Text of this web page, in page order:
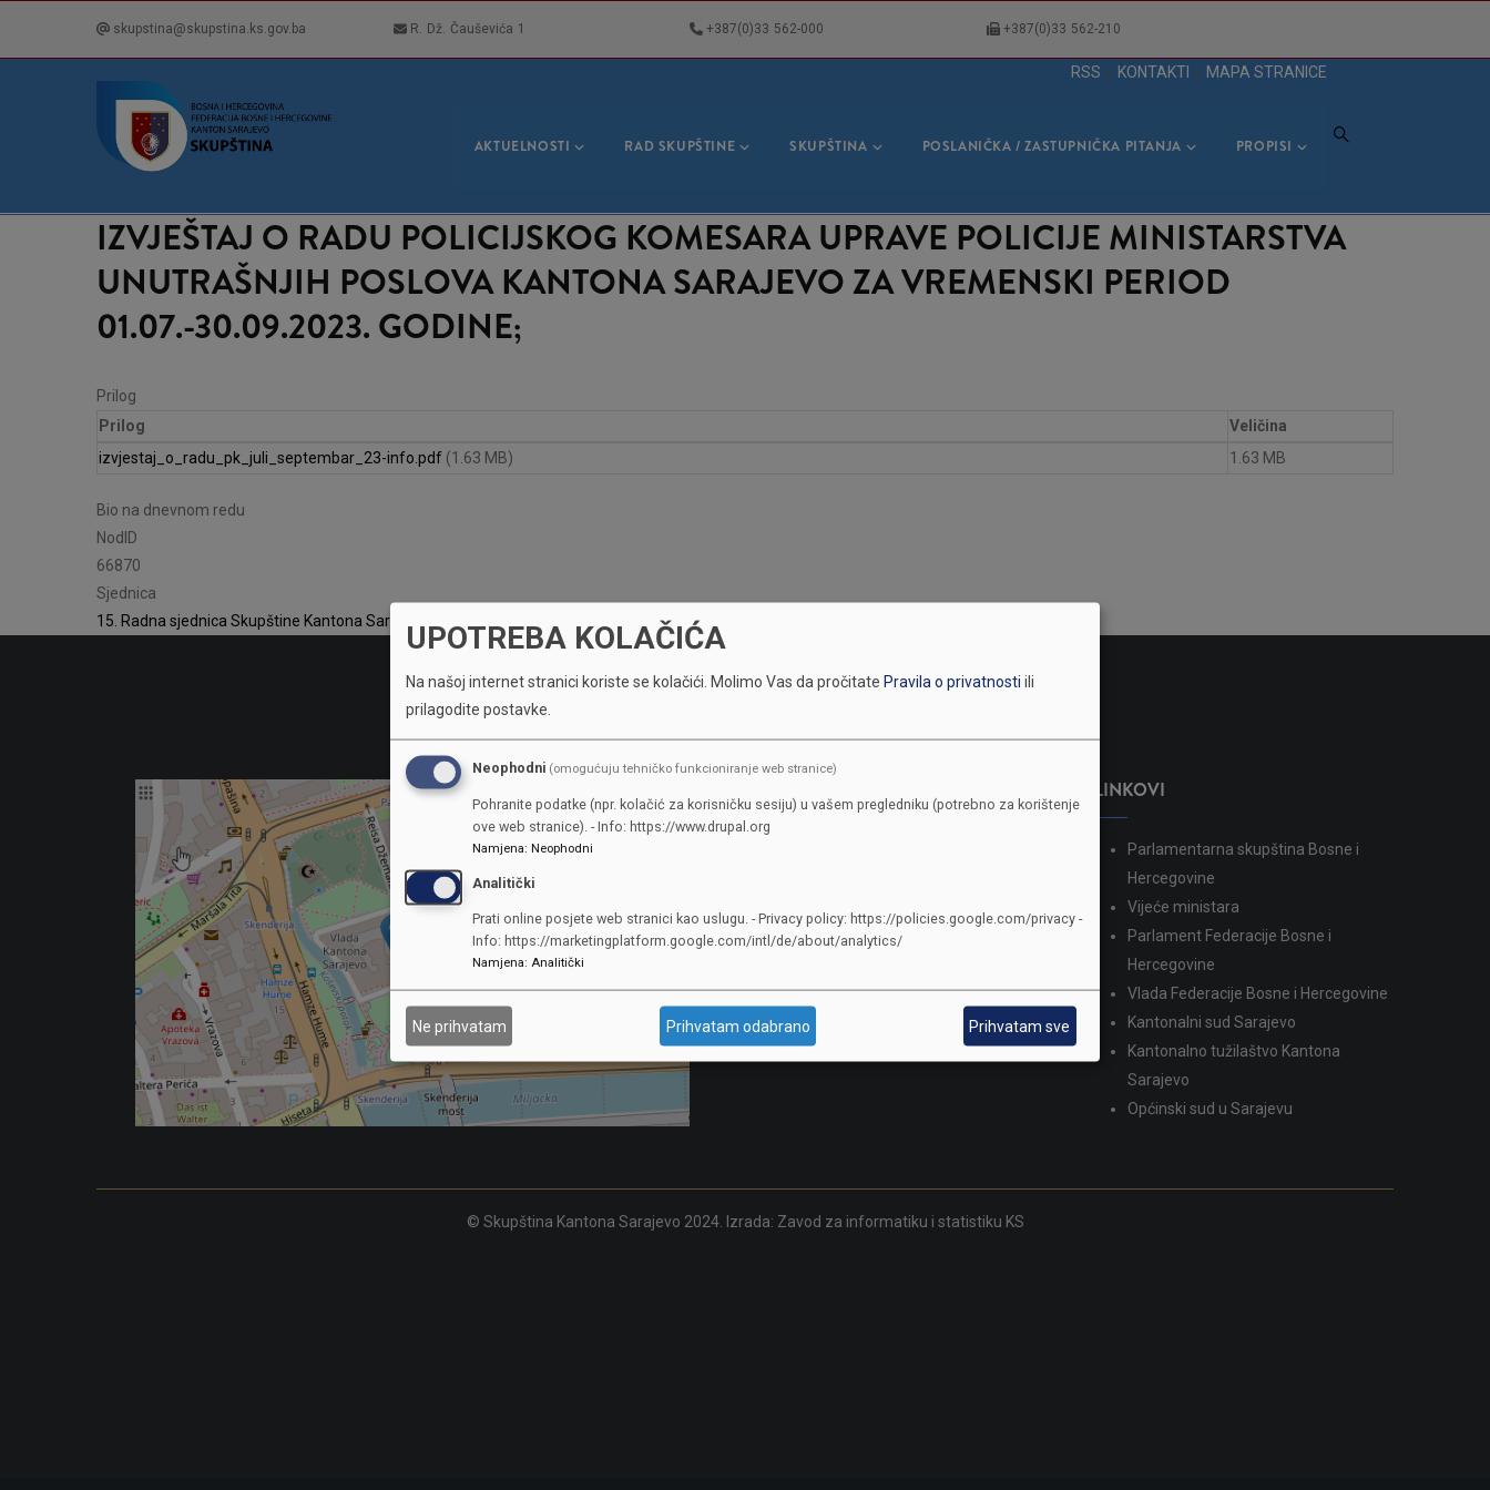
skupstina@skupstina.ks.gov.ba R. Dž. Čauševića 1 +387(0)33 562-000 +387(0)33 562-210
RSS KONTAKTI MAPA STRANICE
NAVIGACIJA
AKTUELNOSTI RAD SKUPŠTINE SKUPŠTINA POSLANIČKA / ZASTUPNIČKA PITANJA PROPISI
IZVJEŠTAJ O RADU POLICIJSKOG KOMESARA UPRAVE POLICIJE MINISTARSTVA
UNUTRAŠNJIH POSLOVA KANTONA SARAJEVO ZA VREMENSKI PERIOD
01.07.-30.09.2023. GODINE;
Prilog
Prilog
Veličina
izvjestaj_o_radu_pk_juli_septembar_23-info.pdf (1.63 MB) 1.63 MB
Bio na dnevnom redu
NodID
66870
Sjednica
15. Radna sjednica Skupštine Kantona Sarajevo
387 33 562-044
skupstina@skupstina.ks.gov.ba
LINKOVI
Parlamentarna skupština Bosne i
Hercegovine
Vijeće ministara
Parlament Federacije Bosne i
Hercegovine
Vlada Federacije Bosne i Hercegovine
Kantonalni sud Sarajevo
Kantonalno tužilaštvo Kantona
Sarajevo
Općinski sud u Sarajevu
© Skupština Kantona Sarajevo 2024. Izrada: Zavod za informatiku i statistiku KS
UPOTREBA KOLAČIĆA
Na našoj internet stranici koriste se kolačići. Molimo Vas da pročitate Pravila o privatnosti ili
prilagodite postavke.
Neophodni (omogućuju tehničko funkcioniranje web stranice)
Pohranite podatke (npr. kolačić za korisničku sesiju) u vašem pregledniku (potrebno za korištenje
ove web stranice). - Info: https://www.drupal.org
Namjena: Neophodni
Analitički
Prati online posjete web stranici kao uslugu. - Privacy policy: https://policies.google.com/privacy -
Info: https://marketingplatform.google.com/intl/de/about/analytics/
Namjena: Analitički
Ne prihvatam Prihvatam odabrano Prihvatam sve